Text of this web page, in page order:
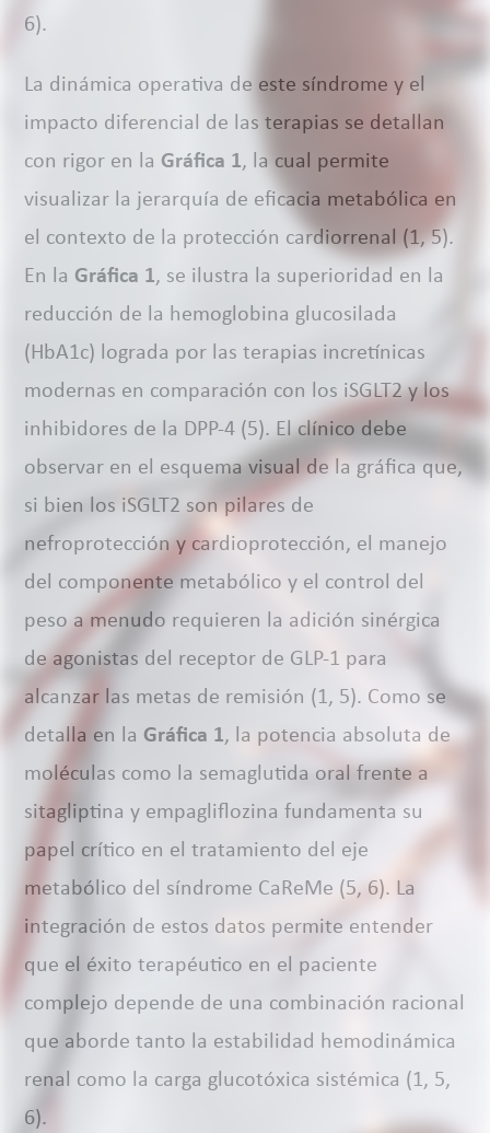
6).
La dinámica operativa de este síndrome y el
impacto diferencial de las terapias se detallan
con rigor en la Gráfica 1, la cual permite
visualizar la jerarquía de eficacia metabólica en
el contexto de la protección cardiorrenal (1, 5).
En la Gráfica 1, se ilustra la superioridad en la
reducción de la hemoglobina glucosilada
(HbA1c) lograda por las terapias incretínicas
modernas en comparación con los iSGLT2 y los
inhibidores de la DPP-4 (5). El clínico debe
observar en el esquema visual de la gráfica que,
si bien los iSGLT2 son pilares de
nefroprotección y cardioprotección, el manejo
del componente metabólico y el control del
peso a menudo requieren la adición sinérgica
de agonistas del receptor de GLP-1 para
alcanzar las metas de remisión (1, 5). Como se
detalla en la Gráfica 1, la potencia absoluta de
moléculas como la semaglutida oral frente a
sitagliptina y empagliflozina fundamenta su
papel crítico en el tratamiento del eje
metabólico del síndrome CaReMe (5, 6). La
integración de estos datos permite entender
que el éxito terapéutico en el paciente
complejo depende de una combinación racional
que aborde tanto la estabilidad hemodinámica
renal como la carga glucotóxica sistémica (1, 5,
6).